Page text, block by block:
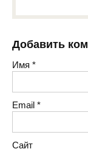
Добавить
Имя *
Email *
Сайт